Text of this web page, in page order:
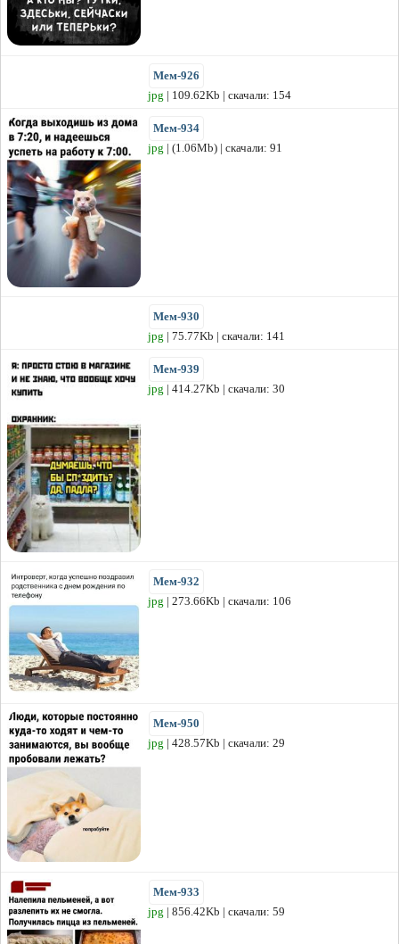
Мем-926
jpg | 109.62Kb | скачали: 154
Мем-934
jpg | (1.06Mb) | скачали: 91
Мем-930
jpg | 75.77Kb | скачали: 141
Мем-939
jpg | 414.27Kb | скачали: 30
Мем-932
jpg | 273.66Kb | скачали: 106
Мем-950
jpg | 428.57Kb | скачали: 29
Мем-933
jpg | 856.42Kb | скачали: 59